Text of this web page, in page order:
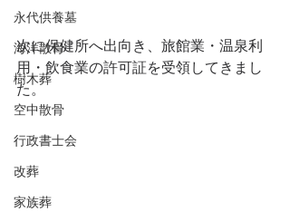
永代供養墓
海洋散骨
樹木葬
空中散骨
行政書士会
改葬
家族葬
次に保健所へ出向き、旅館業・温泉利
用・飲食業の許可証を受領してきまし
た。